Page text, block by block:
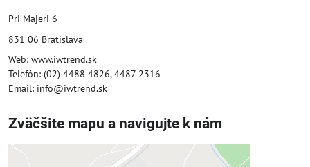
Pri Majeri 6
831 06 Bratislava
Web: www.iwtrend.sk
Telefón: (02) 4488 4826, 4487 2316
Email: info@iwtrend.sk
Zväčšite mapu a navigujte k nám